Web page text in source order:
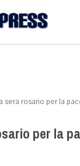
sera rosario per la
per la